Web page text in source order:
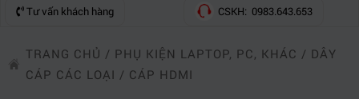
Tư vấn khách hàng CSKH: 0983.643.653
TRANG CHỦ / PHỤ KIỆN LAPTOP, PC, KHÁC / DÂY
CÁP CÁC LOẠI / CÁP HDMI